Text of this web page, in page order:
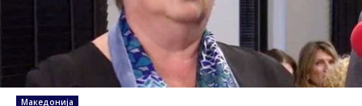
Македонија